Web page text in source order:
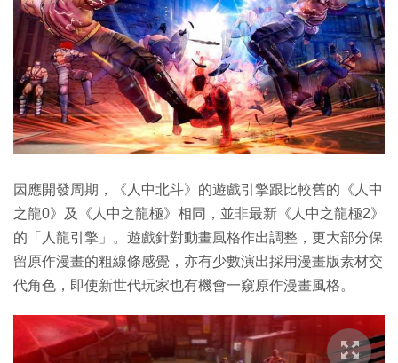
因應開發周期，《人中北斗》的遊戲引擎跟比較舊的《人中
之龍0》及《人中之龍極》相同，並非最新《人中之龍極2》
的「人龍引擎」。遊戲針對動畫風格作出調整，更大部分保
留原作漫畫的粗線條感覺，亦有少數演出採用漫畫版素材交
代角色，即使新世代玩家也有機會一窺原作漫畫風格。